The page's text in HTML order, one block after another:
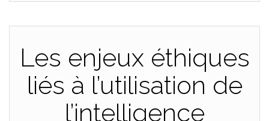
Les enjeux éthiques
liés à l’utilisation de
l’intelligence